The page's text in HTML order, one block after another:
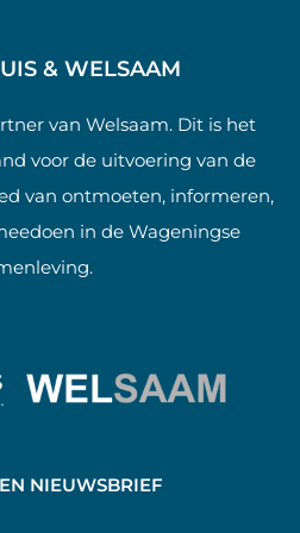
& WELSAAM
van Welsaam. Dit is het
voor de uitvoering van de
van ontmoeten, informeren,
in de Wageningse
NIEUWSBRIEF